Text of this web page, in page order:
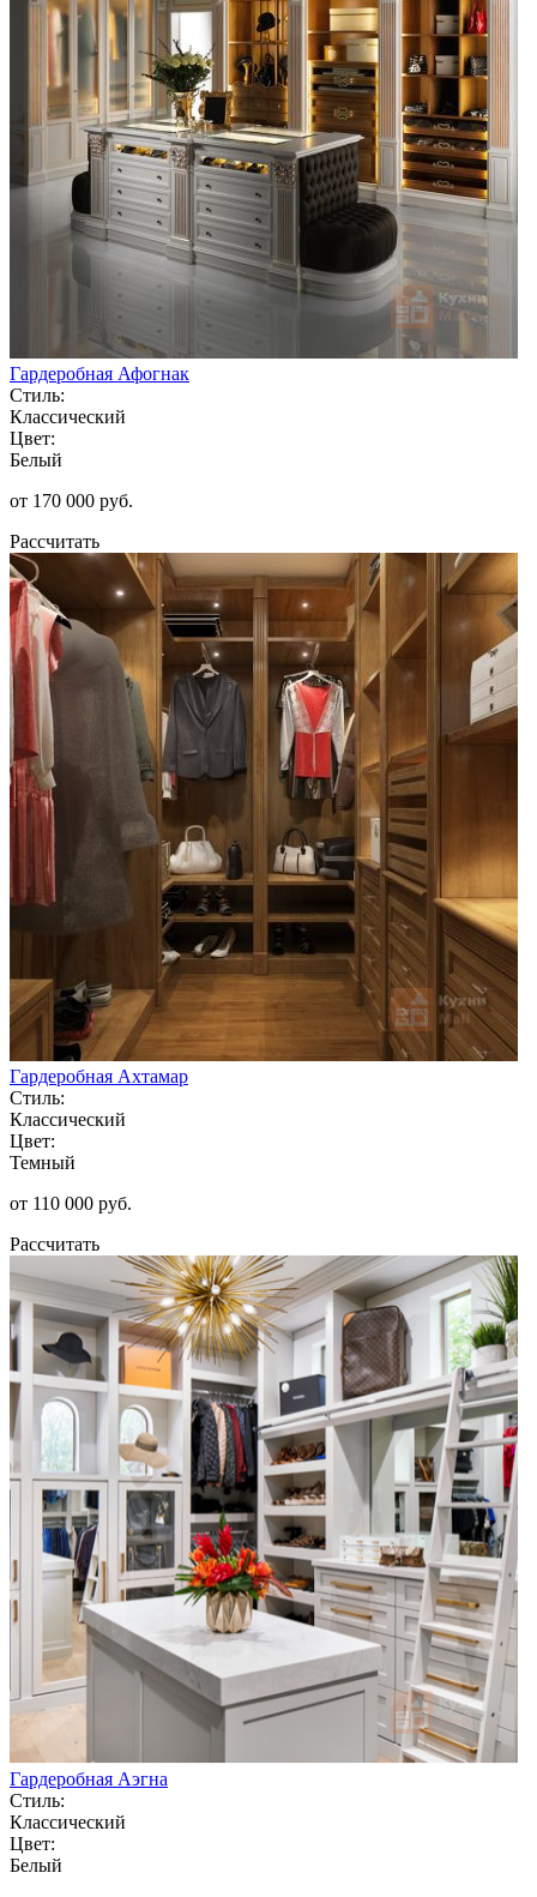
Гардеробная Афогнак
Стиль:
Классический
Цвет:
Белый
от 170 000 руб.
Рассчитать
Гардеробная Ахтамар
Стиль:
Классический
Цвет:
Темный
от 110 000 руб.
Рассчитать
Гардеробная Аэгна
Стиль:
Классический
Цвет:
Белый